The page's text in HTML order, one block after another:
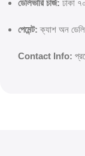
ডেলিভারি চার্জ: ঢাকা
পেমেন্ট: ক্যাশ অন
Contact Info: